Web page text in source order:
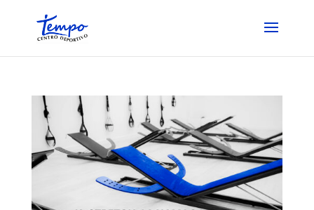
content